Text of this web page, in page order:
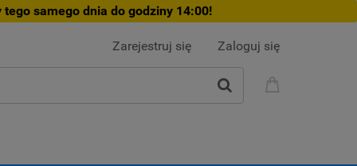
samego dnia do godziny 14:00!
Zarejestruj się Zaloguj się